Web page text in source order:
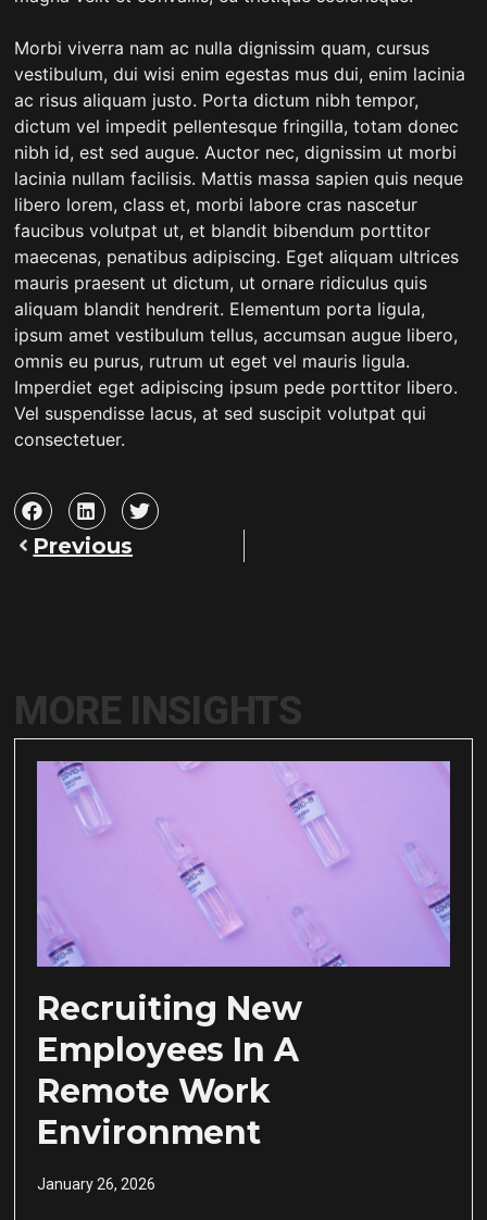
Morbi viverra nam ac nulla dignissim quam, cursus
vestibulum, dui wisi enim egestas mus dui, enim lacinia
ac risus aliquam justo. Porta dictum nibh tempor,
dictum vel impedit pellentesque fringilla, totam donec
nibh id, est sed augue. Auctor nec, dignissim ut morbi
lacinia nullam facilisis. Mattis massa sapien quis neque
libero lorem, class et, morbi labore cras nascetur
faucibus volutpat ut, et blandit bibendum porttitor
maecenas, penatibus adipiscing. Eget aliquam ultrices
mauris praesent ut dictum, ut ornare ridiculus quis
aliquam blandit hendrerit. Elementum porta ligula,
ipsum amet vestibulum tellus, accumsan augue libero,
omnis eu purus, rutrum ut eget vel mauris ligula.
Imperdiet eget adipiscing ipsum pede porttitor libero.
Vel suspendisse lacus, at sed suscipit volutpat qui
consectetuer.
Previous
MORE INSIGHTS
Recruiting New
Employees In A
Remote Work
Environment
January 26, 2026